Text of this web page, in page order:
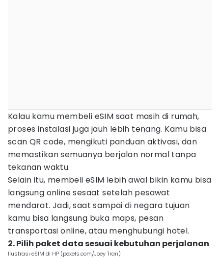
Kalau kamu membeli eSIM saat masih di rumah,
proses instalasi juga jauh lebih tenang. Kamu bisa
scan QR code, mengikuti panduan aktivasi, dan
memastikan semuanya berjalan normal tanpa
tekanan waktu.
Selain itu, membeli eSIM lebih awal bikin kamu bisa
langsung online sesaat setelah pesawat
mendarat. Jadi, saat sampai di negara tujuan
kamu bisa langsung buka maps, pesan
transportasi online, atau menghubungi hotel.
2. Pilih paket data sesuai kebutuhan perjalanan
Ilustrasi eSIM di HP (pexels.com/Joey Tran)